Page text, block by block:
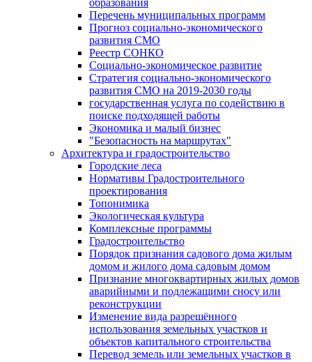
образования
Перечень муниципальных программ
Прогноз социально-экономического
развития СМО
Реестр СОНКО
Социально-экономическое развитие
Стратегия социально-экономического
развития СМО на 2019-2030 годы
государственная услуга по содействию в
поиске подходящей работы
Экономика и малый бизнес
"Безопасность на маршрутах"
Архитектура и градостроительство
Городские леса
Нормативы Градостроительного
проектирования
Топонимика
Экологическая культура
Комплексные программы
Градостроительство
Порядок признания садового дома жилым
домом и жилого дома садовым домом
Признание многоквартирных жилых домов
аварийными и подлежащими сносу или
реконструкции
Изменение вида разрешённого
использования земельных участков и
объектов капитального строительства
Перевод земель или земельных участков в